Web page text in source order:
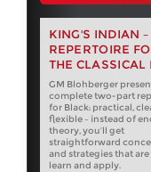
KING'S INDIAN
REPERTOIRE
THE
GM Blohberger
complete two-part
for Black: practical,
flexible – instead of
theory, you’ll get
straightforward
and strategies that are
learn and apply.